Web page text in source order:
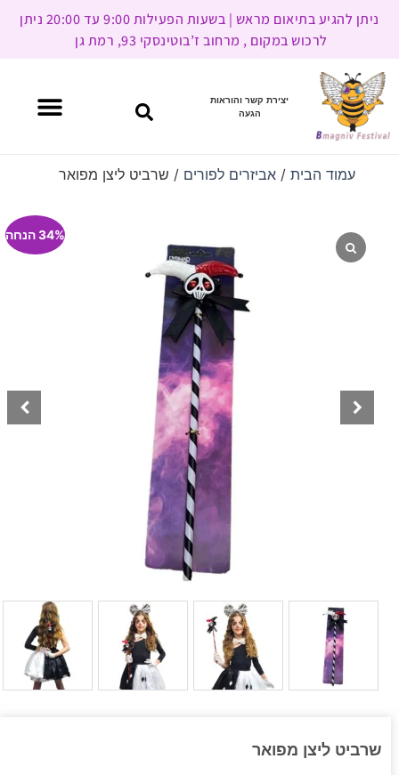
ניתן להגיע בתיאום מראש | בשעות הפעילות 9:00 עד 20:00 ניתן
לרכוש במקום , מרחוב ז’בוטינסקי 93, רמת גן
יצירת קשר והוראות
הגעה
עמוד הבית/ אביזרים לפורים / שרביט ליצן מפואר
34% הנחה
שרביט ליצן מפואר